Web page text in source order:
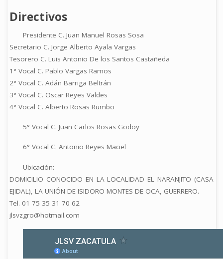
Directivos
Presidente C. Juan Manuel Rosas Sosa
Secretario C. Jorge Alberto Ayala Vargas
Tesorero C. Luis Antonio De los Santos Castañeda
1° Vocal C. Pablo Vargas Ramos
2° Vocal C. Adán Barriga Beltrán
3° Vocal C. Oscar Reyes Valdes
4° Vocal C. Alberto Rosas Rumbo
5° Vocal C. Juan Carlos Rosas Godoy
6° Vocal C. Antonio Reyes Maciel
Ubicación:
DOMICILIO CONOCIDO EN LA LOCALIDAD EL NARANJITO (CASA
EJIDAL), LA UNIÓN DE ISIDORO MONTES DE OCA, GUERRERO.
Tel. 01 75 35 31 70 62
jlsvzgro@hotmail.com